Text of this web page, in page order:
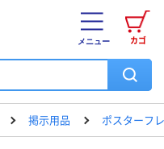
カゴ
メニュー
掲示用品 ポスターフ